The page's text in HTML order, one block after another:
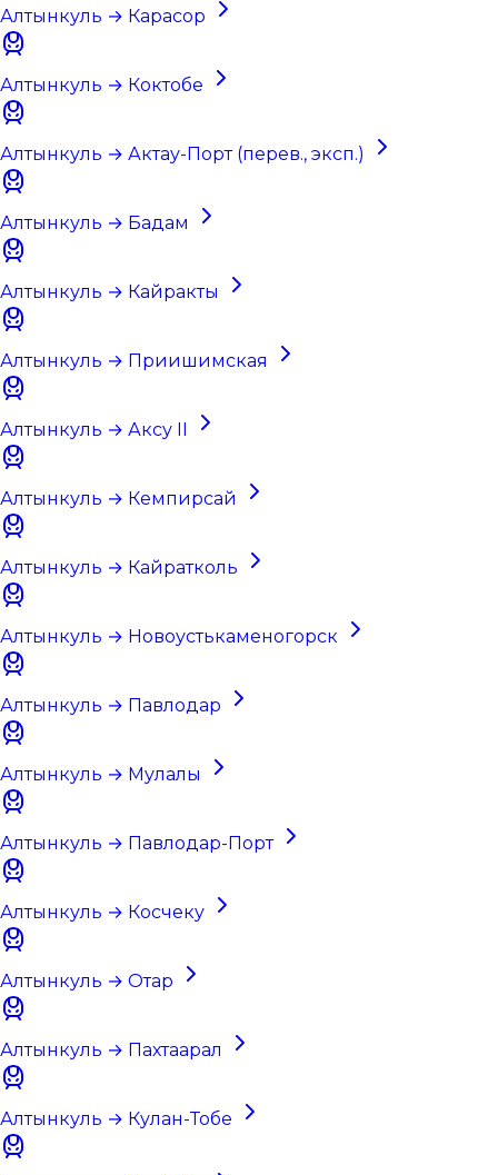
Алтынкуль → Карасор
Алтынкуль → Коктобе
Алтынкуль → Актау-Порт (перев., эксп.)
Алтынкуль → Бадам
Алтынкуль → Кайракты
Алтынкуль → Приишимская
Алтынкуль → Аксу II
Алтынкуль → Кемпирсай
Алтынкуль → Кайратколь
Алтынкуль → Новоустькаменогорск
Алтынкуль → Павлодар
Алтынкуль → Мулалы
Алтынкуль → Павлодар-Порт
Алтынкуль → Косчеку
Алтынкуль → Отар
Алтынкуль → Пахтаарал
Алтынкуль → Кулан-Тобе